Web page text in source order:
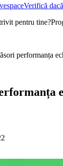
Verifică
pentru tine?
performanța